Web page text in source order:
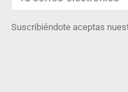
Suscribiéndote aceptas